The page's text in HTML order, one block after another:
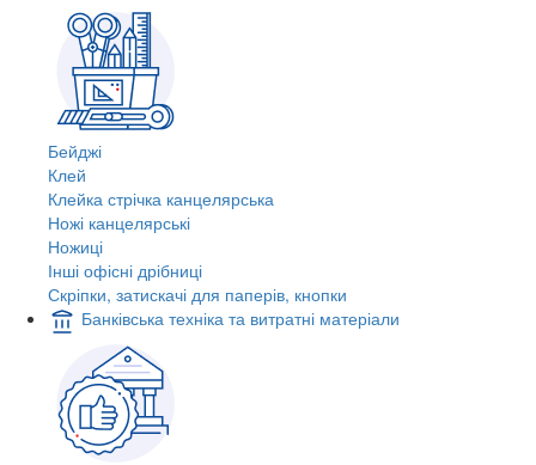
Бейджі
Клей
Клейка стрічка канцелярська
Ножі канцелярські
Ножиці
Інші офісні дрібниці
Скріпки, затискачі для паперів, кнопки
Банківська техніка та витратні матеріали